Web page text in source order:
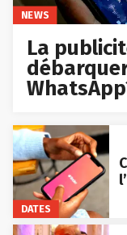
NEWS
La
DATES